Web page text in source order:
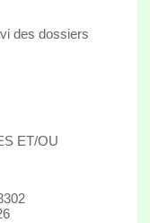
des dossiers
ET/OU